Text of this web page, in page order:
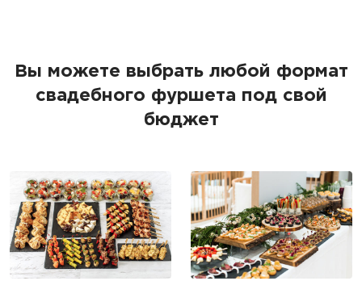
Вы можете выбрать любой формат
свадебного фуршета под свой
бюджет